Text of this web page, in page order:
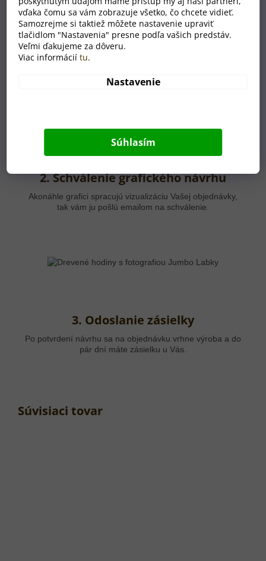
vďaka čomu sa vám zobrazuje všetko, čo chcete vidieť.
Samozrejme si taktiež môžete nastavenie upraviť
tlačidlom "Nastavenia" presne podľa vašich predstáv.
Veľmi ďakujeme za dôveru.
Viac informáciítu.
Nastavenie
Súhlasím
Súvisiaci tovar
1. Vaša objednávka
Prvý krok je na vás. Stačí priložiť fotografiu a odoslať
2. Schválenie grafického návrhu
Akonáhle grafici spracujú vizualizáciu Vašej objednávky,
tak vám ju pošlú emailom na schválenie.
3. Odoslanie zásielky
Po potvrdení návrhu sa na objednávku vrhne výroba a do
pár dní máte zásielku u Vás.